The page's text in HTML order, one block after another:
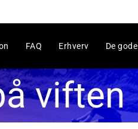
FAQ Erhverv De
viften